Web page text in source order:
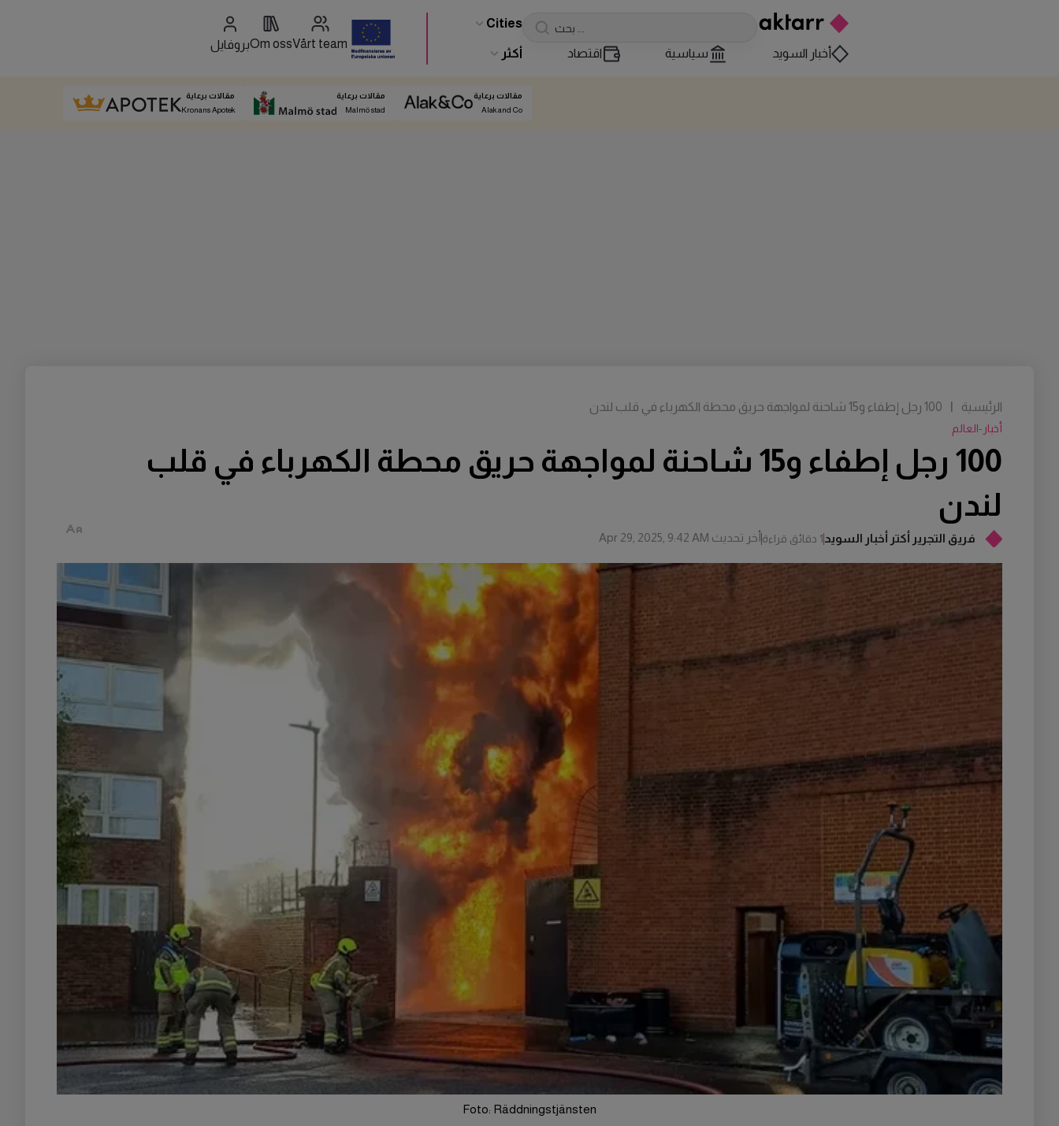
Cities
أخبار السويد سياسية اقتصاد أكثر
Vårt team
Om ossبروفايل
مقالات برعاية
Alak and Co
مقالات برعاية
Malmö stad
مقالات برعاية
Kronans Apotek
فريق التجرير أكتر أخبار السويد1 دقائق قراءة أخر تحديث Apr 29, 2025, 9:42 AM
100 رجل إطفاء و15 شاحنة لمواجهة حريق محطة الكهرباء في قلب
لندن
أخبار-العالم
الرئيسية | 100 رجل إطفاء و15 شاحنة لمواجهة حريق محطة الكهرباء في قلب لندن
Foto: Räddningstjänsten